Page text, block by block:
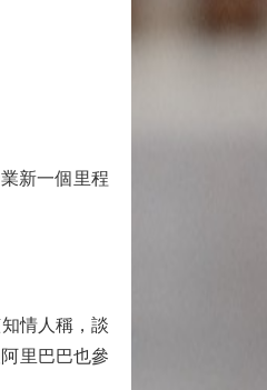
新一個里程
情人稱，談
里巴巴也參